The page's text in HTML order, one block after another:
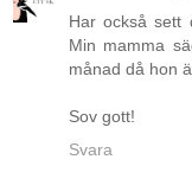
Har också sett
Min mamma
månad då hon
Sov gott!
Svara